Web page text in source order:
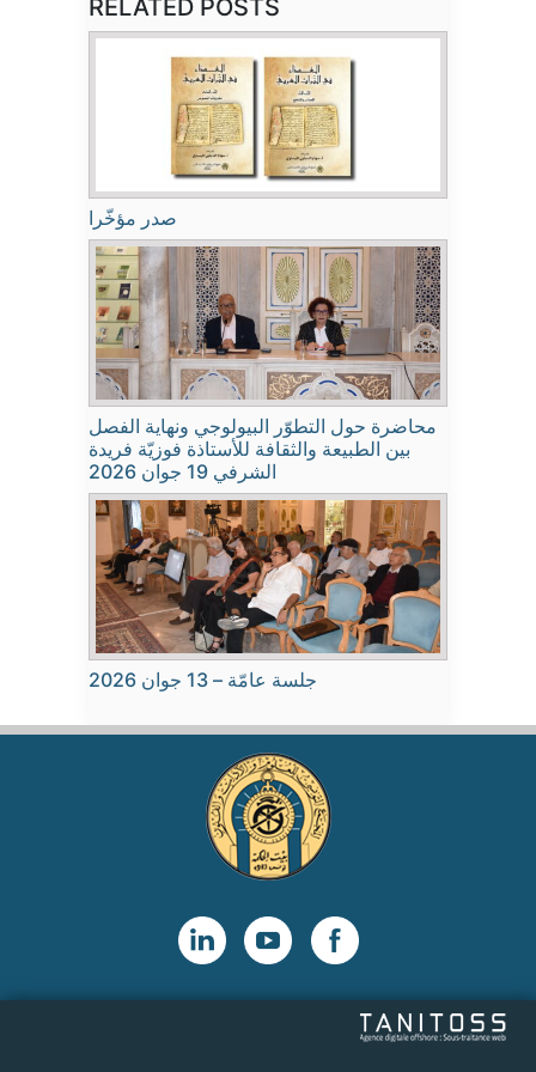
RELATED POSTS
صدر مؤخّرا
محاضرة حول التطوّر البيولوجي ونهاية الفصل
بين الطبيعة والثقافة للأستاذة فوزيّة فريدة
الشرفي 19 جوان 2026
جلسة عامّة – 13 جوان 2026